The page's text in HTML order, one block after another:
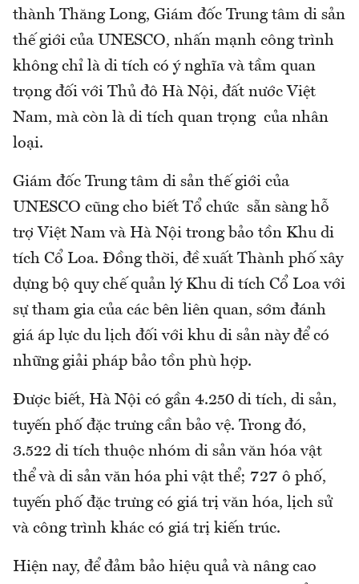
thành Thăng Long, Giám đốc Trung tâm di sản
thế giới của UNESCO, nhấn mạnh công trình
không chỉ là di tích có ý nghĩa và tầm quan
trọng đối với Thủ đô Hà Nội, đất nước Việt
Nam, mà còn là di tích quan trọng của nhân
loại.
Giám đốc Trung tâm di sản thế giới của
UNESCO cũng cho biết Tổ chức sẵn sàng hỗ
trợ Việt Nam và Hà Nội trong bảo tồn Khu di
tích Cổ Loa. Đồng thời, đề xuất Thành phố xây
dựng bộ quy chế quản lý Khu di tích Cổ Loa với
sự tham gia của các bên liên quan, sớm đánh
giá áp lực du lịch đối với khu di sản này để có
những giải pháp bảo tồn phù hợp.
Được biết, Hà Nội có gần 4.250 di tích, di sản,
tuyến phố đặc trưng cần bảo vệ. Trong đó,
3.522 di tích thuộc nhóm di sản văn hóa vật
thể và di sản văn hóa phi vật thể; 727 ô phố,
tuyến phố đặc trưng có giá trị văn hóa, lịch sử
và công trình khác có giá trị kiến trúc.
Hiện nay, để đảm bảo hiệu quả và nâng cao